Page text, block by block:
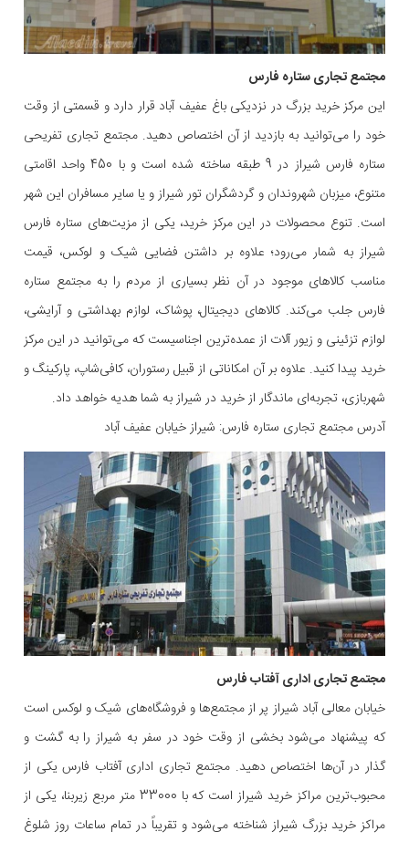
مجتمع تجاری ستاره فارس
این مرکز خرید بزرگ در نزدیکی باغ عفیف آباد قرار دارد و قسمتی از وقت
خود را می‌توانید به بازدید از آن اختصاص دهید. مجتمع تجاری تفریحی
ستاره فارس شیراز در 9 طبقه ساخته شده است و با 450 واحد اقامتی
متنوع، میزبان شهروندان و گردشگران تور شیراز و یا سایر مسافران این شهر
است. تنوع محصولات در این مرکز خرید، یکی از مزیت‌های ستاره فارس
شیراز به شمار می‌رود؛ علاوه بر داشتن فضایی شیک و لوکس، قیمت
مناسب کالاهای موجود در آن نظر بسیاری از مردم را به مجتمع ستاره
فارس جلب می‌کند. کالاهای دیجیتال، پوشاک، لوازم بهداشتی و آرایشی،
لوازم تزئینی و زیور آلات از عمده‌ترین اجناسیست که می‌توانید در این مرکز
خرید پیدا کنید. علاوه بر آن امکاناتی از قبیل رستوران، کافی‌شاپ، پارکینگ و
شهربازی، تجربه‌ای ماندگار از خرید در شیراز به شما هدیه خواهد داد.
آدرس مجتمع تجاری ستاره فارس: شیراز خیابان عفیف آباد
مجتمع تجاری اداری آفتاب فارس
خیابان معالی آباد شیراز پر از مجتمع‌ها و فروشگاه‌های شیک و لوکس است
که پیشنهاد می‌شود بخشی از وقت خود در سفر به شیراز را به گشت و
گذار در آن‌ها اختصاص دهید. مجتمع تجاری اداری آفتاب فارس یکی از
محبوب‌ترین مراکز خرید شیراز است که با 33000 متر مربع زیربنا، یکی از
مراکز خرید بزرگ شیراز شناخته می‌شود و تقریباً در تمام ساعات روز شلوغ